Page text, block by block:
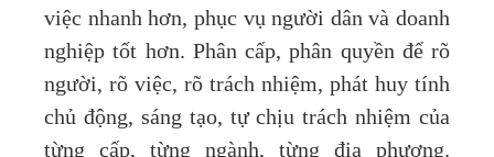
việc nhanh hơn, phục vụ người dân và doanh
nghiệp tốt hơn. Phân cấp, phân quyền để rõ
người, rõ việc, rõ trách nhiệm, phát huy tính
chủ động, sáng tạo, tự chịu trách nhiệm của
từng cấp, từng ngành, từng địa phương.